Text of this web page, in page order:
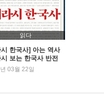
_ 원나라와 그 부역자들
왕과 신돈
다!”_ 로열패밀리 단종 잔혹사
비의 인생 역정
읽다
시 한국사] 아는 역사
보는 한국사 반전
03월 22일